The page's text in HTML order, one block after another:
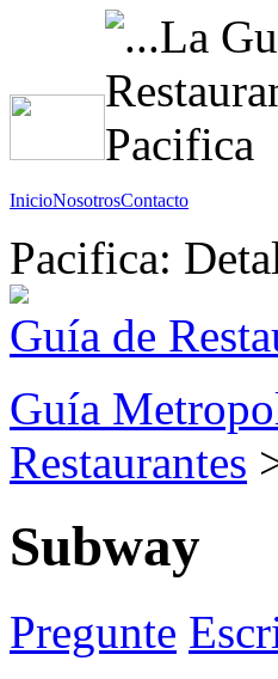
InicioNosotrosContacto
Pacifica:
Guía de
Guía
Restaurantes
Subway
Pregunte